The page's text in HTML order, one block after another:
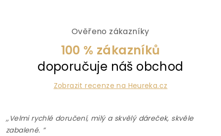
Ověřeno zákazníky
100 % zákazníků
doporučuje náš obchod
Zobrazit recenze na Heureka.cz
,,Velmi rychlé doručení, milý a skvělý dáreček, skvěle
zabalené. ”